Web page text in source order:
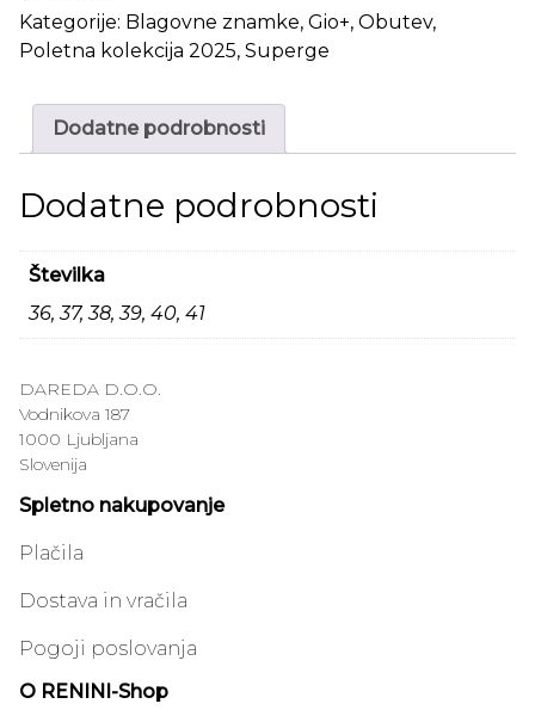
Kategorije: Blagovne znamke, Gio+, Obutev,
Poletna kolekcija 2025, Superge
Dodatne podrobnosti
Dodatne podrobnosti
Številka
36, 37, 38, 39, 40, 41
DAREDA D.O.O.
Vodnikova 187
1000 Ljubljana
Slovenija
Spletno nakupovanje
Plačila
Dostava in vračila
Pogoji poslovanja
O RENINI-Shop